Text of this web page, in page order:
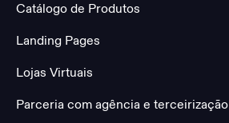
Catálogo de Produtos
Landing Pages
Lojas Virtuais
Parceria com agência e terceirização